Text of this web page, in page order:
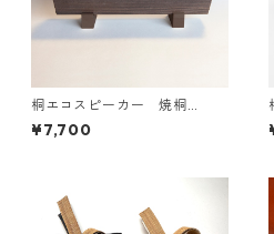
桐エコスピーカー 焼桐
（茶）
¥7,700